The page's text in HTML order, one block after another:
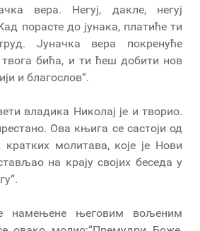
вера. Негуј, дакле, негуј
порасте до јунака, платиће ти
Јуначка вера покренуће
бића, и ти ћеш добити нов
и благослов“.
владика Николај је и творио.
Ова књига се састоји од
кратких молитава, које је Нови
на крају својих беседа у
намењене његовим вољеним